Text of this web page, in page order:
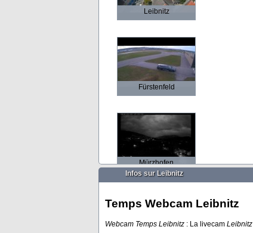
Leibnitz
Fürstenfeld
Mürzhofen
Infos sur Leibnitz
Temps Webcam Leibnitz
Webcam Temps Leibnitz : La livecam Leibnitz